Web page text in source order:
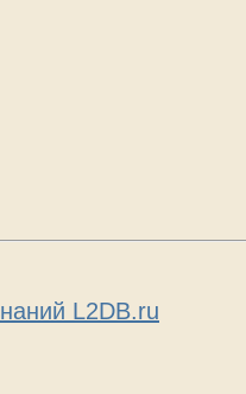
L2DB.ru